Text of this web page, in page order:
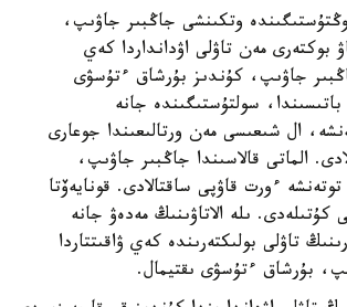
وتكىنشى جاڭبىر جاۋىپ،
بوكتەرى مەن تاۋلى اۋدانداردا كەي
جاۋىپ، كۇندىز بۇرشاق ءتۇسۋى
سولتۇستىگىندە جانە
ال شىعىسى مەن ورتالىعىندا جوعارى
الماتى قالاسىندا جاڭبىر جاۋىپ،
ءورت قاۋپى ساقتالادى. قونايەۆتا
ىلە الاتاۋىنىڭ مەدەۋ جانە
تاۋلى بولىكتەرىندە كەي ۋاقىتتاردا
بۇرشاق ءتۇسۋى ىقتيمال.